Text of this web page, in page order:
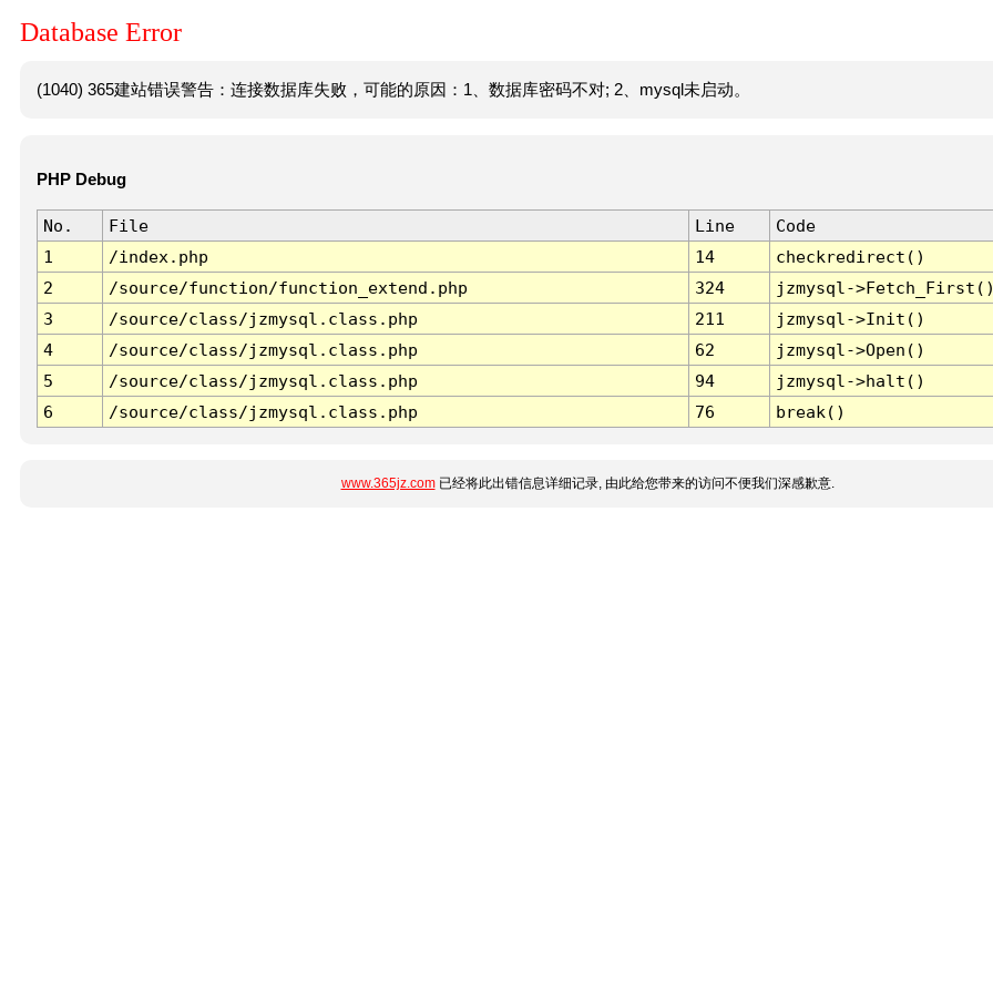
Database Error
(1040) 365建站错误警告：连接数据库失败，可能的原因：1、数据库密码不对; 2、mysql未启动。
PHP Debug
No. File Line
Code
1
/index.php 14
checkredirect()
2
/source/function/function_extend.php 324
jzmysql-
3
/source/class/jzmysql.class.php 211
jzmysql->Init()
4
/source/class/jzmysql.class.php 62
jzmysql->Open()
5
/source/class/jzmysql.class.php 94
jzmysql->halt()
6
/source/class/jzmysql.class.php 76 break()
www.365jz.com已经将此出错信息详细记录, 由此给您带来的访问不便我们深感歉意.